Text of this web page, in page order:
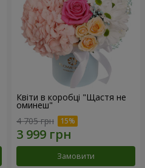
Квіти в коробці "Щастя не
оминеш"
4 705 грн
Замовити